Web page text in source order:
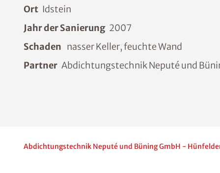
Ort Idstein
Jahr der Sanierung 2007
Schaden nasser Keller, feuchte Wand
Partner Abdichtungstechnik Neputé und
Abdichtungstechnik Neputé und Büning GmbH -